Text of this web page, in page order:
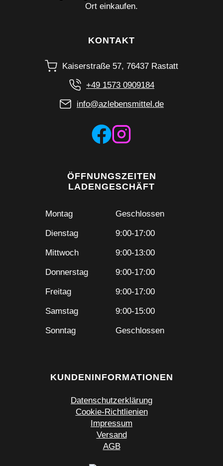
Ort einkaufen.
KONTAKT
Kaiserstraße 57, 76437 Rastatt
+49 1573 0909184
info@azlebensmittel.de
ÖFFNUNGSZEITEN
LADENGESCHÄFT
Montag Geschlossen
Dienstag 9:00-17:00
Mittwoch 9:00-13:00
Donnerstag 9:00-17:00
Freitag 9:00-17:00
Samstag 9:00-15:00
Sonntag Geschlossen
KUNDENINFORMATIONEN
Datenschutzerklärung
Cookie-Richtlienien
Impressum
Versand
AGB